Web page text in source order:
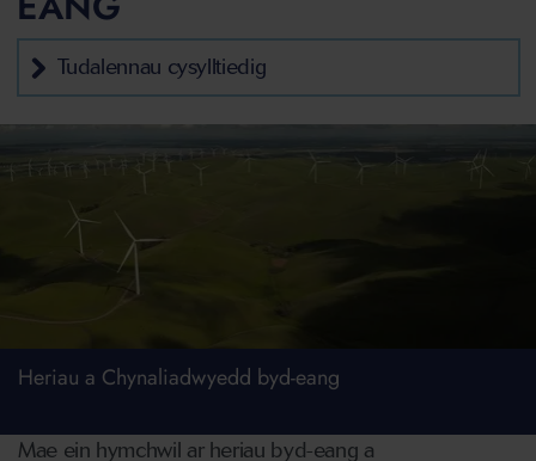
Tudalennau cysylltiedig
Heriau a Chynaliadwyedd byd-eang
Mae ein hymchwil ar heriau byd-eang a